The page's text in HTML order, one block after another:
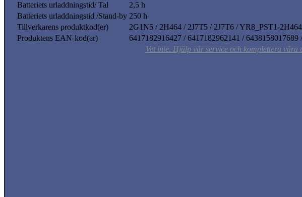
Batteriets urladdningstid/ Tal
2,5 h
Batteriets urladdningstid /Stand-by 250 h
Tillverkarens produktkod(er)
2G1N5 / 2H464 / 2J7T5 / 2J7T6 / YR8_PST1-2H464
Produktens EAN-kod(er)
6417182916427 / 6417182962141 / 6438158017689
Vet inte. Hjälp vår service och komplettera våra